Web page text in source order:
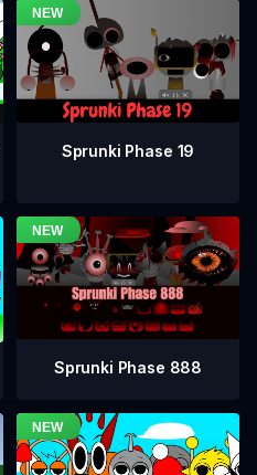
Sprunki Phase 19
Sprunki Phase 888